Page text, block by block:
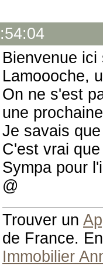
Bienvenue ici
Lamoooche,
On ne s'est
une
Je savais
C'est vrai
Sympa pour
@
Trouver un
de France.
Immobilier